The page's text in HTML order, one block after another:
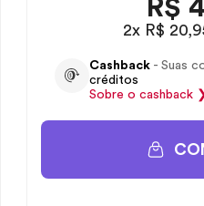
R$
2x R$
Cashback - Suas
créditos
Sobre o cashback